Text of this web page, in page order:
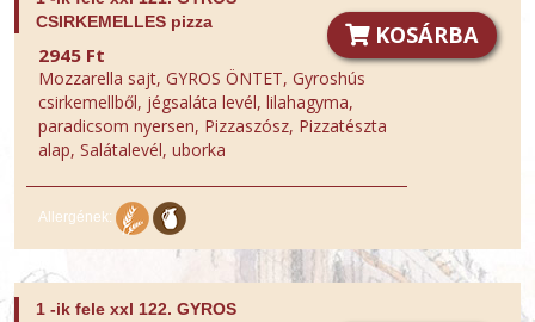
KOSÁRBA
CSIRKEMELLES pizza
2945 Ft
Mozzarella sajt, GYROS ÖNTET, Gyroshús
csirkemellből, jégsaláta levél, lilahagyma,
paradicsom nyersen, Pizzaszósz, Pizzatészta
alap, Salátalevél, uborka
Allergének:
1 -ik fele xxl 122. GYROS